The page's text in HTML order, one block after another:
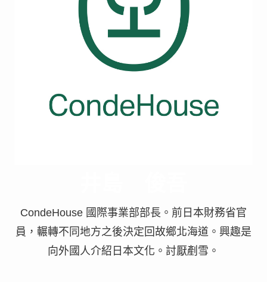
CondeHouse 國際事業部部長。前日本財務省官
員，輾轉不同地方之後決定回故鄉北海道。興趣是
向外國人介紹日本文化。討厭剷雪。